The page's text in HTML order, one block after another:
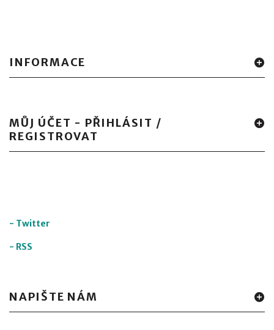
INFORMACE
MŮJ ÚČET - PŘIHLÁSIT /
REGISTROVAT
- Twitter
- RSS
NAPIŠTE NÁM